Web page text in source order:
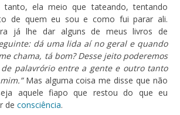
tanto, ela meio que tateando, tentando
de quem eu sou e como fui parar ali.
já lhe dar alguns de meus livros de
dá uma lida aí no geral e quando
chama, tá bom? Desse jeito poderemos
palavrório entre a gente e outro tanto
Mas alguma coisa me disse que não
aquele fiapo que restou do que eu
de consciência.